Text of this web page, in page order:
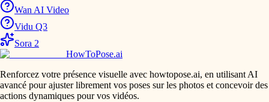
Wan AI Video
Vidu Q3
Sora 2
HowToPose.ai
Renforcez votre présence visuelle avec howtopose.ai, en utilisant AI
avancé pour ajuster librement vos poses sur les photos et concevoir des
actions dynamiques pour vos vidéos.